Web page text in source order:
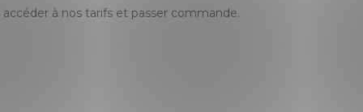
à nos tarifs et passer commande.